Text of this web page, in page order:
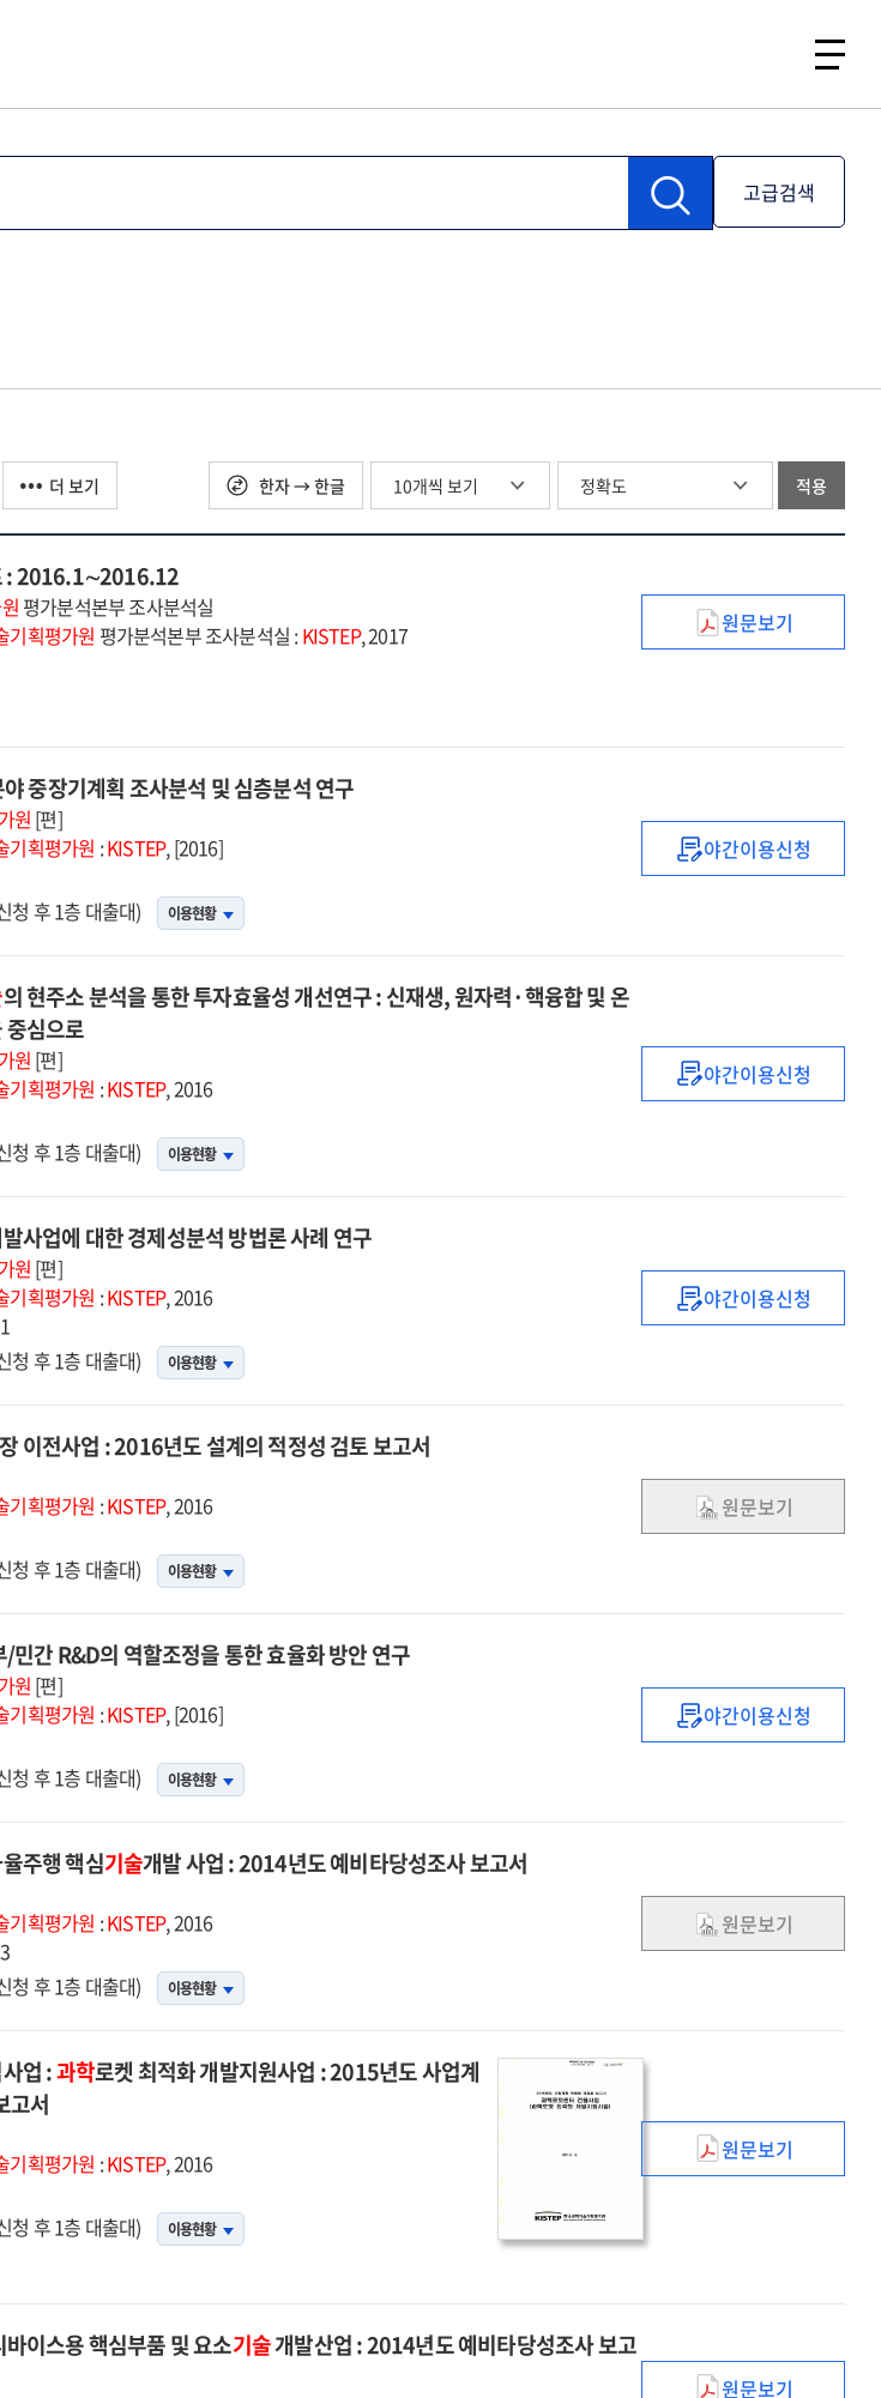
고급검색
더 보기 한자 → 한글 적용
: 2016.1∼2016.12
평가분석본부 조사분석실
기획평가원 평가분석본부 조사분석실 :KISTEP, 2017
KISTEP
원문보기
중장기계획 조사분석 및 심층분석 연구
원 [편]
기획평가원 :KISTEP, [2016]
청 후 1층 대출대) 이용현황
(2014)
야간이용신청
의 현주소 분석을 통한 투자효율성 개선연구 : 신재생, 원자력·핵융합 및 온
중심으로
원 [편]
기획평가원 :KISTEP, 2016
청 후 1층 대출대) 이용현황
기후변화
:
신재생,
기술을
중심으로
야간이용신청
사업에 대한 경제성분석 방법론 사례 연구
원 [편]
기획평가원 :KISTEP, 2016
청 후 1층 대출대) 이용현황
미국의
연구
야간이용신청
이전사업 : 2016년도 설계의 적정성 검토 보고서
기획평가원 :KISTEP, 2016
청 후 1층 대출대) 이용현황
원문보기
민간 R&D의 역할조정을 통한 효율화 방안 연구
원 [편]
기획평가원 :KISTEP, [2016]
청 후 1층 대출대) 이용현황
신약개발
통한
효율화
방안
야간이용신청
주행 핵심기술개발 사업 : 2014년도 예비타당성조사 보고서
기획평가원 :KISTEP, 2016
청 후 1층 대출대) 이용현황
원문보기
업 :과학로켓 최적화 개발지원사업 : 2015년도 사업계
고서
기획평가원 :KISTEP, 2016
청 후 1층 대출대) 이용현황
과학로켓센터
2015년도
사업계획
원문보기
이스용 핵심부품 및 요소기술개발산업 : 2014년도 예비타당성조사 보고
원문보기